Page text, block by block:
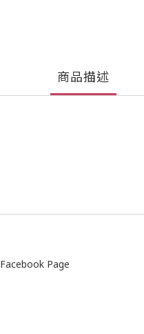
商品描述
Facebook Page